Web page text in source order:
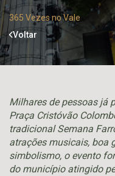
365 Vezes no Vale
Voltar
Milhares de pessoas já
Praça Cristóvão
tradicional Semana
atrações musicais, boa
simbolismo, o evento
do município atingido